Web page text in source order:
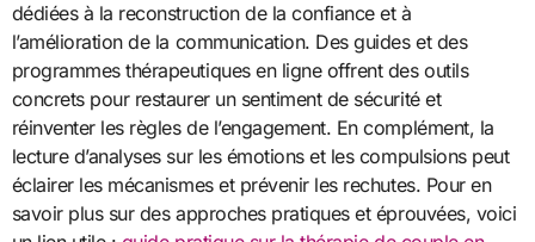
dédiées à la reconstruction de la confiance et à
l’amélioration de la communication. Des guides et des
programmes thérapeutiques en ligne offrent des outils
concrets pour restaurer un sentiment de sécurité et
réinventer les règles de l’engagement. En complément, la
lecture d’analyses sur les émotions et les compulsions peut
éclairer les mécanismes et prévenir les rechutes. Pour en
savoir plus sur des approches pratiques et éprouvées, voici